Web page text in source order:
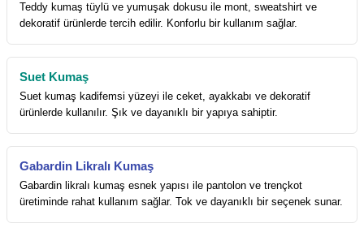
Teddy kumaş tüylü ve yumuşak dokusu ile mont, sweatshirt ve
dekoratif ürünlerde tercih edilir. Konforlu bir kullanım sağlar.
Suet Kumaş
Suet kumaş kadifemsi yüzeyi ile ceket, ayakkabı ve dekoratif
ürünlerde kullanılır. Şık ve dayanıklı bir yapıya sahiptir.
Gabardin Likralı Kumaş
Gabardin likralı kumaş esnek yapısı ile pantolon ve trençkot
üretiminde rahat kullanım sağlar. Tok ve dayanıklı bir seçenek sunar.